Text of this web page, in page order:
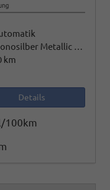
Monosilber Metallic / Energeticorange Metallic
km
Details
100km